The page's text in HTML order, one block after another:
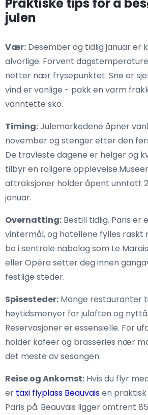
Praktiske tips for å
julen
Vær: Desember og tidlig januar er
alvorlige. Forvent
netter nær frysepunktet. Snø er
vind er vanlige - pakk en varm
vanntette sko.
Timing:Julemarkedene åpner
november og stenger etter den
De travleste dagene er helger og
tilbyr en roligere
attraksjoner holder åpent unntatt
januar.
Overnatting: Bestill tidlig. Paris
vintermål, og hotellene fylles raskt
bo i sentrale nabolag som Le
eller Opéra setter deg innen
festlige steder.
Spisesteder: Mange restauranter
høytidsmenyer for julaften og
Reservasjoner er essensielle. For
holder kafeer og brasseries nær
det meste av sesongen.
Reise og Ankomst: Hvis du flyr
er taxi flyplass Beauvaisen
Paris på. Beauvais ligger omtrent